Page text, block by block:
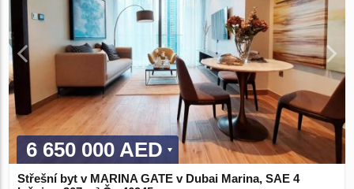
6 650 000 AED
Střešní byt v MARINA GATE v Dubai Marina, SAE 4